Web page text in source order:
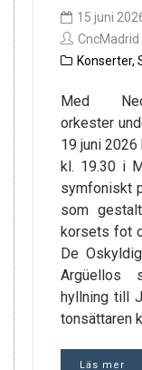
15 juni
CncMadrid
Konserter,
Med
orkester
19 juni
kl. 19.30 i
symfoniskt
som
korsets fot
De
Argüellos
hyllning till
tonsättaren
Läs mer